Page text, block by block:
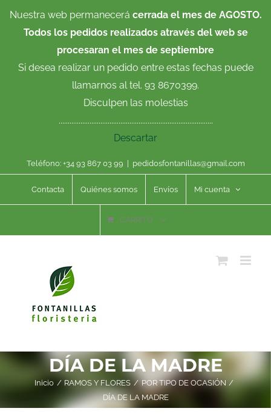
Nuestra web permanecerá cerrada el mes de AGOSTO.
Todos los pedidos realizados através del web se
procesaran el mes de septiembre
Si desea realizar un pedido entre estas fechas puede
llamarnos al tel. 93 8670399.
Disculpen las molestias
.....................................................................................
Descartar
Teléfono: +34 93 867 03 99 pedidosfontanillas@gmail.com
Contacta Quiénes somos Envíos Mi cuenta
CARRITO
DÍA DE LA MADRE
Inicio RAMOS Y FLORES
POR TIPO DE OCASIÓN
DÍA DE LA MADRE